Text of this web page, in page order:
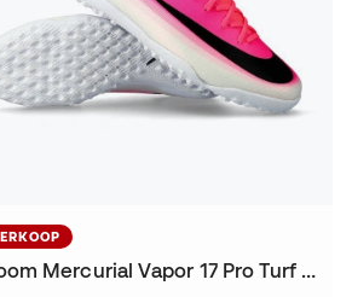
Air Zoom Mercurial Vapor 17 Pro Turf Voetbalschoenen